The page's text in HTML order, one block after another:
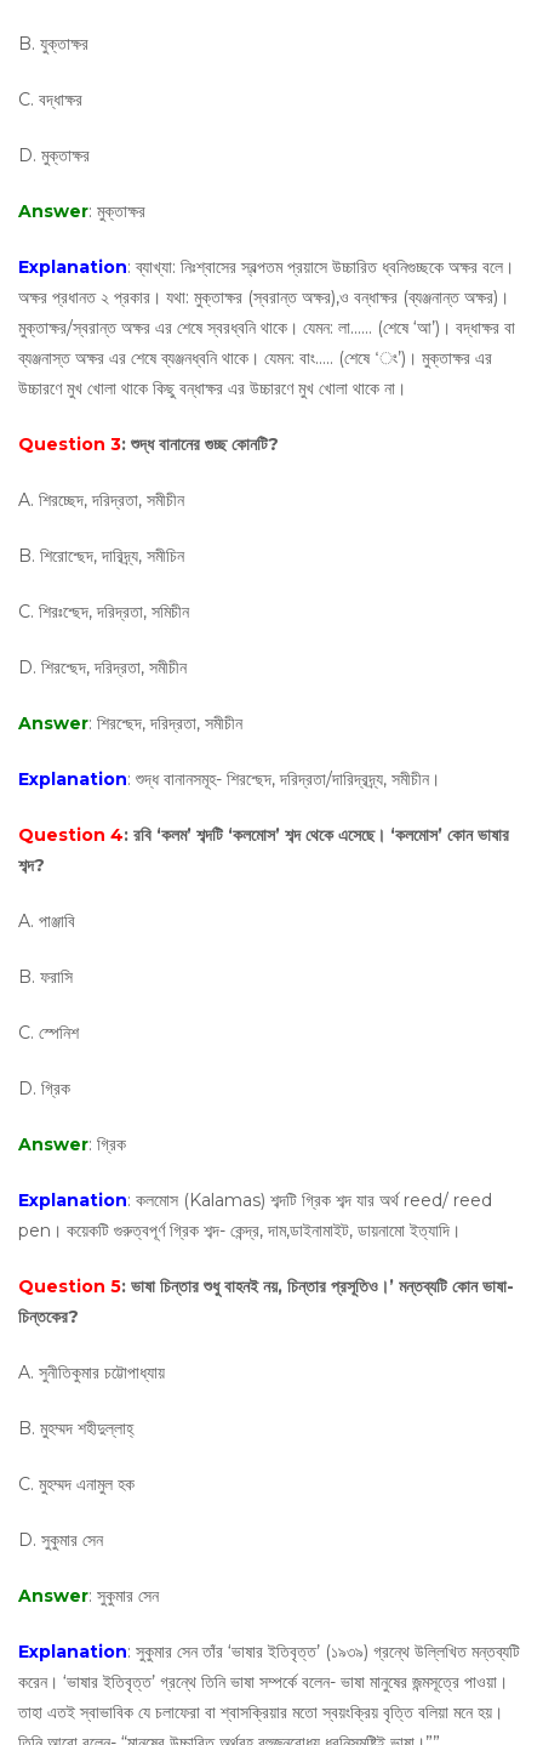
B. যুক্তাক্ষর
C. বদ্ধাক্ষর
D. মুক্তাক্ষর
Answer: মুক্তাক্ষর
Explanation: ব্যাখ্যা: নিঃশ্বাসের স্বল্পতম প্রয়াসে উচ্চারিত ধ্বনিগুচ্ছকে অক্ষর বলে।
অক্ষর প্রধানত ২ প্রকার। যথা: মুক্তাক্ষর (স্বরান্ত অক্ষর),ও বন্ধাক্ষর (ব্যঞ্জনান্ত অক্ষর)।
মুক্তাক্ষর/স্বরান্ত অক্ষর এর শেষে স্বরধ্বনি থাকে। যেমন: লা…… (শেষে ‘আ’)। বদ্ধাক্ষর বা
ব্যঞ্জনাস্ত অক্ষর এর শেষে ব্যঞ্জনধ্বনি থাকে। যেমন: বাং….. (শেষে ‘ং’)। মুক্তাক্ষর এর
উচ্চারণে মুখ খোলা থাকে কিছু বন্ধাক্ষর এর উচ্চারণে মুখ খোলা থাকে না।
Question 3: শুদ্ধ বানানের গুচ্ছ কোনটি?
A. শিরচ্ছেদ, দরিদ্রতা, সমীচীন
B. শিরোশ্ছেদ, দারিদ্র্য, সমীচিন
C. শিরঃশ্ছেদ, দরিদ্রতা, সমিচীন
D. শিরশ্ছেদ, দরিদ্রতা, সমীচীন
Answer: শিরশ্ছেদ, দরিদ্রতা, সমীচীন
Explanation: শুদ্ধ বানানসমূহ- শিরশ্ছেদ, দরিদ্রতা/দারিদ্রদ্র্য, সমীচীন।
Question 4: রবি ‘কলম’ শব্দটি ‘কলমোস’ শব্দ থেকে এসেছে। ‘কলমোস’ কোন ভাষার
শব্দ?
A. পাঞ্জাবি
B. ফরাসি
C. স্পেনিশ
D. গ্রিক
Answer: গ্রিক
Explanation: কলমোস (Kalamas) শব্দটি গ্রিক শব্দ যার অর্থ reed/ reed
pen। কয়েকটি গুরুত্বপূর্ণ গ্রিক শব্দ- কেন্দ্র, দাম,ডাইনামাইট, ডায়নামো ইত্যাদি।
Question 5: ভাষা চিন্তার শুধু বাহনই নয়, চিন্তার প্রসূতিও।’ মন্তব্যটি কোন ভাষা-
চিন্তকের?
A. সুনীতিকুমার চট্টোপাধ্যায়
B. মুহম্মদ শহীদুল্লাহ্
C. মুহম্মদ এনামুল হক
D. সুকুমার সেন
Answer: সুকুমার সেন
Explanation: সুকুমার সেন তাঁর ‘ভাষার ইতিবৃত্ত’ (১৯৩৯) গ্রন্থে উল্লিখিত মন্তব্যটি
করেন। ‘ভাষার ইতিবৃত্ত’ গ্রন্থে তিনি ভাষা সম্পর্কে বলেন- ভাষা মানুষের জন্মসূত্রে পাওয়া।
তাহা এতই স্বাভাবিক যে চলাফেরা বা শ্বাসক্রিয়ার মতো স্বয়ংক্রিয় বৃত্তি বলিয়া মনে হয়।